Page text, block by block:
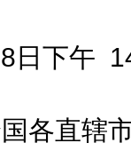
下午
直辖市